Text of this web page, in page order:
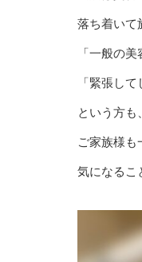
落ち着いて
「一般の
「緊張し
という方も
ご家族様も
気になるこ